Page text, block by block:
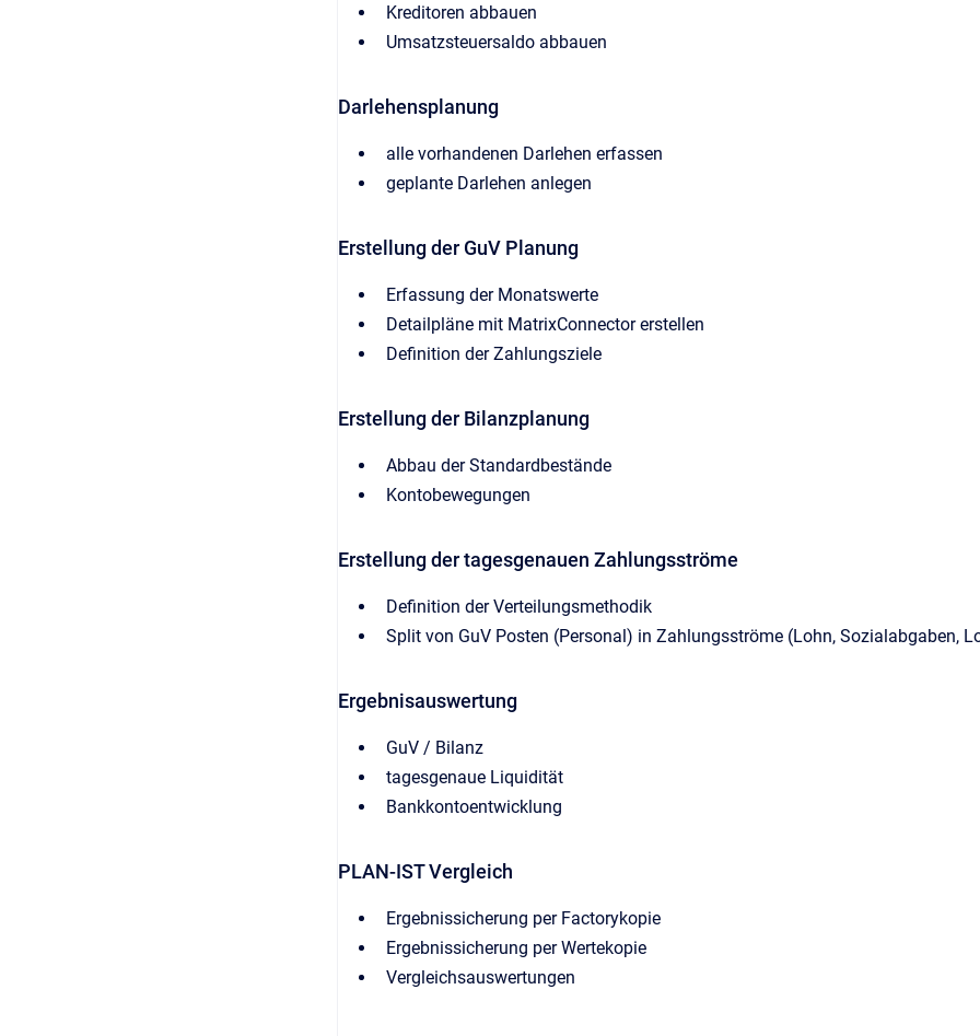
Kreditoren abbauen
Umsatzsteuersaldo abbauen
Darlehensplanung
alle vorhandenen Darlehen erfassen
geplante Darlehen anlegen
Erstellung der GuV Planung
Erfassung der Monatswerte
Detailpläne mit MatrixConnector erstellen
Definition der Zahlungsziele
Erstellung der Bilanzplanung
Abbau der Standardbestände
Kontobewegungen
Erstellung der tagesgenauen Zahlungsströme
Definition der Verteilungsmethodik
Split von GuV Posten (Personal) in Zahlungsströme (Lohn, Sozialabgaben,
Ergebnisauswertung
GuV / Bilanz
tagesgenaue Liquidität
Bankkontoentwicklung
PLAN-IST Vergleich
Ergebnissicherung per Factorykopie
Ergebnissicherung per Wertekopie
Vergleichsauswertungen